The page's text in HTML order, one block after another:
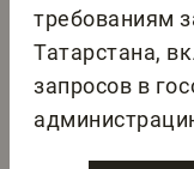
требованиям
Татарстана,
запросов в